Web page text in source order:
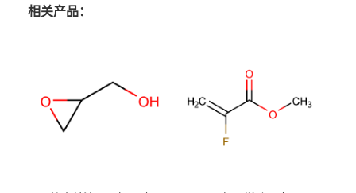
相关产品：